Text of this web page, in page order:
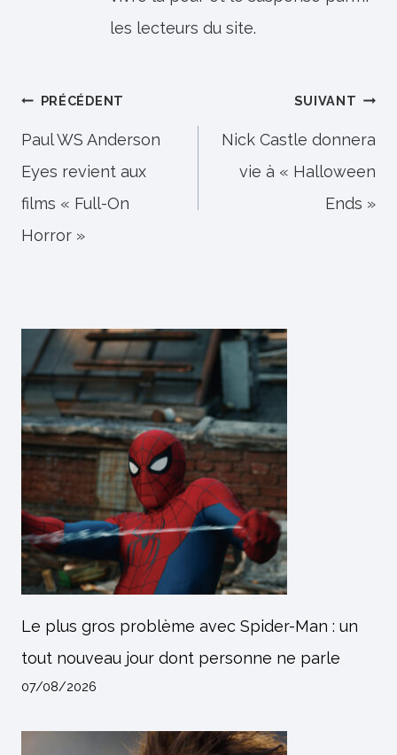
les lecteurs du site.
Navigation
de
l’article
PRÉCÉDENT
Paul WS Anderson
Eyes revient aux
films « Full-On
Horror »
SUIVANT
Nick Castle donnera
vie à « Halloween
Ends »
Le plus gros problème avec Spider-Man : un
tout nouveau jour dont personne ne parle
07/08/2026